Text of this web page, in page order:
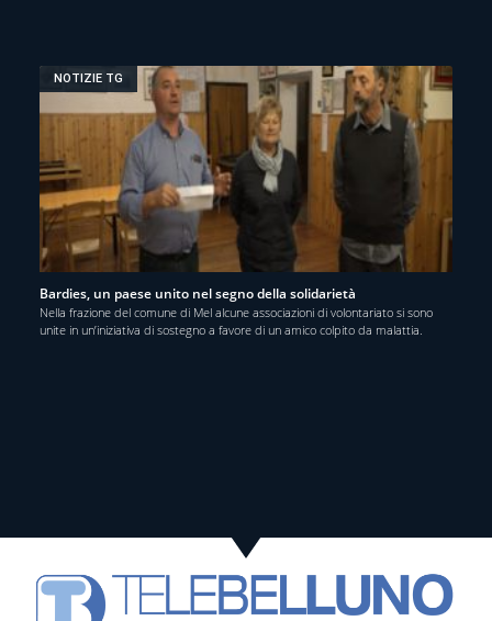
NOTIZIE TG
Bardies, un paese unito nel segno della solidarietà
Nella frazione del comune di Mel alcune associazioni di volontariato si sono
unite in un’iniziativa di sostegno a favore di un amico colpito da malattia.